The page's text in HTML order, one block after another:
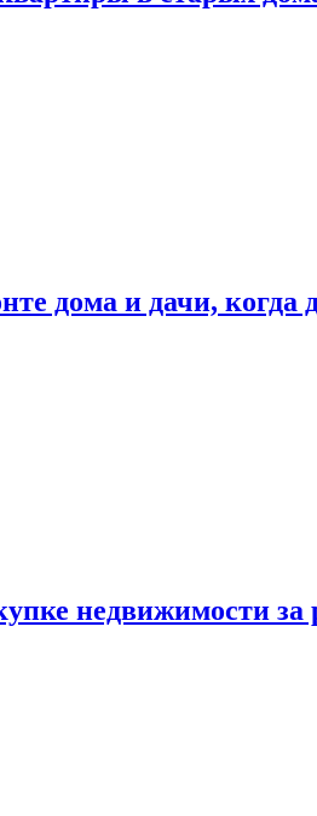
дома и дачи,
недвижимости за